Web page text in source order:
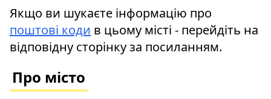
Якщо ви шукаєте інформацію про
поштові коди в цьому місті - перейдіть на
відповідну сторінку за посиланням.
Про місто